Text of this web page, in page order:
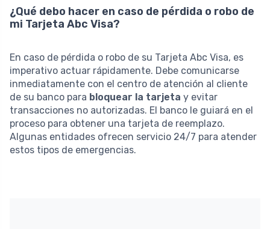
¿Qué debo hacer en caso de pérdida o robo de
mi Tarjeta Abc Visa?
En caso de pérdida o robo de su Tarjeta Abc Visa, es
imperativo actuar rápidamente. Debe comunicarse
inmediatamente con el centro de atención al cliente
de su banco para bloquear la tarjeta y evitar
transacciones no autorizadas. El banco le guiará en el
proceso para obtener una tarjeta de reemplazo.
Algunas entidades ofrecen servicio 24/7 para atender
estos tipos de emergencias.